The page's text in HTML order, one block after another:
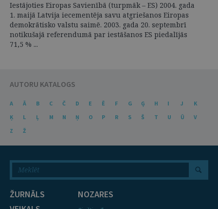
Iestājoties Eiropas Savienībā (turpmāk – ES) 2004. gada
1. maijā Latvija iecementēja savu atgriešanos Eiropas
demokrātisko valstu saimē. 2003. gada 20. septembrī
notikušajā referendumā par iestāšanos ES piedalījās
71,5 % ...
AUTORU KATALOGS
A Ā B C Č D E Ē F G Ģ H I J
K
Ķ
L Ļ M N Ņ O P R S Š T U Ū
V
Z
Ž
ŽURNĀLS
NOZARES